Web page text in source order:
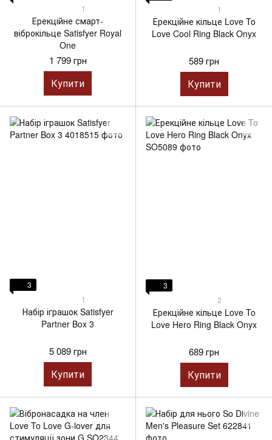
1
Ерекційне смарт-
віброкільце Satisfyer Royal
One
1 799 грн
Купити
1
Ерекційне кільце Love To
Love Cool Ring Black Onyx
589 грн
Купити
3
1
Набір іграшок Satisfyer
Partner Box 3
5 089 грн
Купити
3
2
Ерекційне кільце Love To
Love Hero Ring Black Onyx
689 грн
Купити